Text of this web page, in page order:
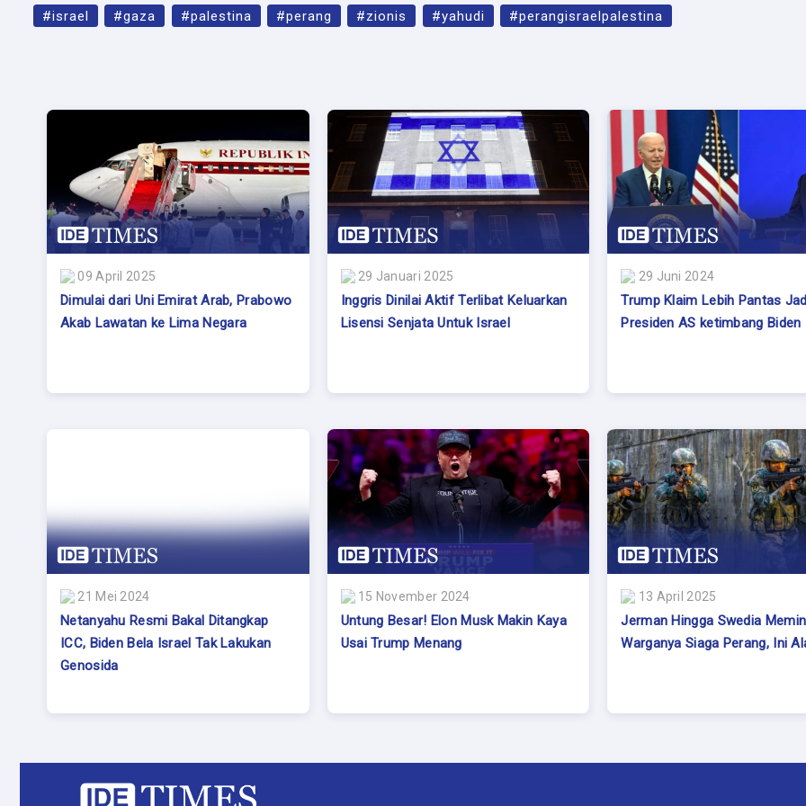
#israel #gaza #palestina #perang #zionis #yahudi #perangisraelpalestina
09 April 2025
Dimulai dari Uni Emirat Arab, Prabowo
Akab Lawatan ke Lima Negara
29 Januari 2025
Inggris Dinilai Aktif Terlibat Keluarkan
Lisensi Senjata Untuk Israel
29 Juni 2024
Trump Klaim Lebih Pantas
Presiden AS ketimbang Biden
21 Mei 2024
Netanyahu Resmi Bakal Ditangkap
ICC, Biden Bela Israel Tak Lakukan
Genosida
15 November 2024
Untung Besar! Elon Musk Makin Kaya
Usai Trump Menang
13 April 2025
Jerman Hingga Swedia
Warganya Siaga Perang, Ini